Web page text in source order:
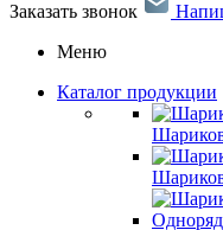
Заказать звонок
Меню
Каталог продукции